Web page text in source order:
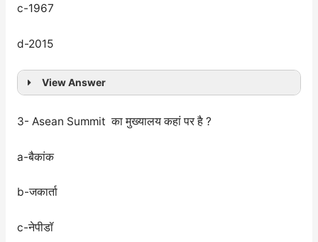
c-1967
d-2015
View Answer
3- Asean Summit का मुख्यालय कहां पर है ?
a-बैकांक
b-जकार्ता
c-नेपीडॉ